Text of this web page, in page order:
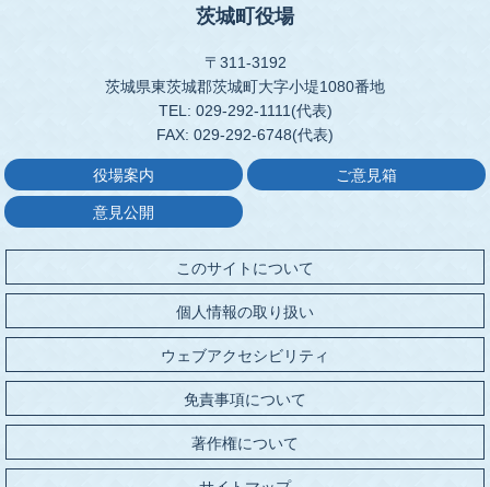
茨城町役場
〒311-3192
茨城県東茨城郡茨城町大字小堤1080番地
TEL: 029-292-1111(代表)
FAX: 029-292-6748(代表)
役場案内 ご意見箱
意見公開
このサイトについて
個人情報の取り扱い
ウェブアクセシビリティ
免責事項について
著作権について